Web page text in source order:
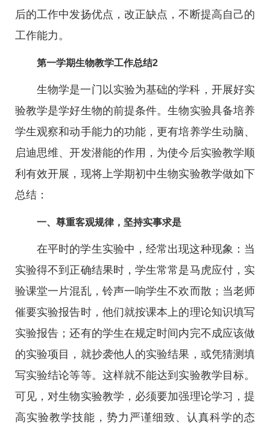
后的工作中发扬优点，改正缺点，不断提高自己的
工作能力。
第一学期生物教学工作总结2
生物学是一门以实验为基础的学科，开展好实
验教学是学好生物的前提条件。生物实验具备培养
学生观察和动手能力的功能，更有培养学生动脑、
启迪思维、开发潜能的作用，为使今后实验教学顺
利有效开展，现将上学期初中生物实验教学做如下
总结：
一、尊重客观规律，坚持实事求是
在平时的学生实验中，经常出现这种现象：当
实验得不到正确结果时，学生常常是马虎应付，实
验课堂一片混乱，铃声一响学生不欢而散；当老师
催要实验报告时，他们就按课本上的理论知识填写
实验报告；还有的学生在规定时间内完不成应该做
的实验项目，就抄袭他人的实验结果，或凭猜测填
写实验结论等等。这样就不能达到实验教学目标。
可见，对生物实验教学，必须要加强理论学习，提
高实验教学技能，势力严谨细致、认真科学的态